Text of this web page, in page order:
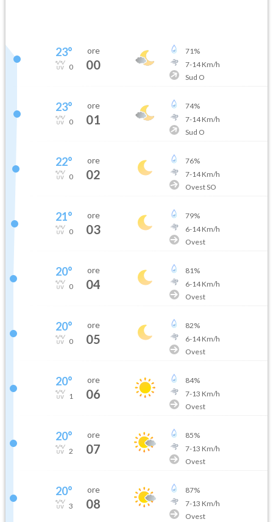
23°
0
ore
00
71%
7-14Km/h
Sud O
23°
0
ore
01
74%
7-14Km/h
Sud O
22°
0
ore
02
76%
7-14Km/h
Ovest SO
21°
0
ore
03
79%
6-14Km/h
Ovest
20°
0
ore
04
81%
6-14Km/h
Ovest
20°
0
ore
05
82%
6-14Km/h
Ovest
20°
1
ore
06
84%
7-13 Km/h
Ovest
20°
2
ore
07
85%
7-13 Km/h
Ovest
20°
3
ore
08
87%
7-13 Km/h
Ovest